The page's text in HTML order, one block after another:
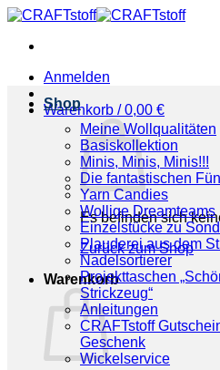
Zum
springen
Anmelden
Warenkorb /0,00 €
Es befinden sich
Zurück zum Shop
Warenkorb
Shop
Meine Wollqualitäten
Basiskollektion
Minis, Minis, Minis!!!
Die fantastischen
Yarn Candies
Wollige Dreamteams
Einzelstücke zu
Plauderei aus dem
Nadelsortierer
Projekttaschen
Strickzeug“
Anleitungen
CRAFTstoff
Geschenk
Wickelservice